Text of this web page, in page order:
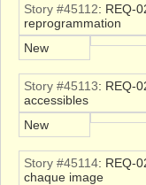
Story #45112: REQ-
reprogrammation
New
Story #45113: REQ-
accessibles
New
Story #45114: REQ-
chaque image